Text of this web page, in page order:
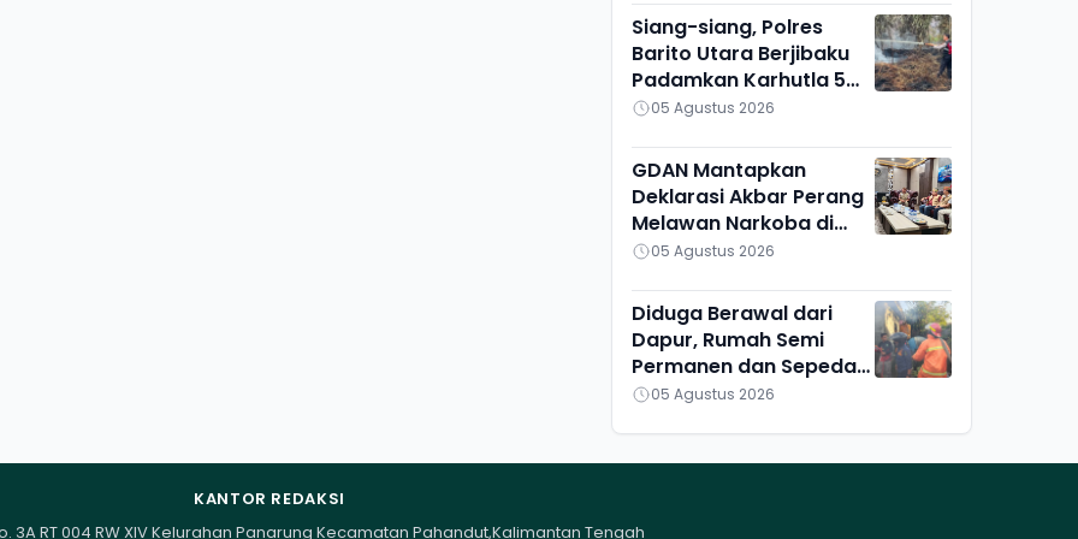
Siang-siang, Polres
Barito Utara Berjibaku
Padamkan Karhutla 5
Hektare di Bintang
05 Agustus 2026
GDAN Mantapkan
Deklarasi Akbar Perang
Melawan Narkoba di
Kalteng
05 Agustus 2026
Diduga Berawal dari
Dapur, Rumah Semi
Permanen dan Sepeda
Motor di Ketapang
05 Agustus 2026
KANTOR REDAKSI
3A RT 004 RW XIV Kelurahan Panarung Kecamatan Pahandut,Kalimantan Tengah